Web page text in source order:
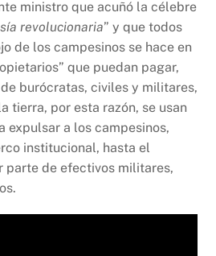
ministro que acuñó la célebre
revolucionaria” y que todos
de los campesinos se hace en
que puedan pagar,
burócratas, civiles y militares,
tierra, por esta razón, se usan
expulsar a los campesinos,
institucional, hasta el
parte de efectivos militares,